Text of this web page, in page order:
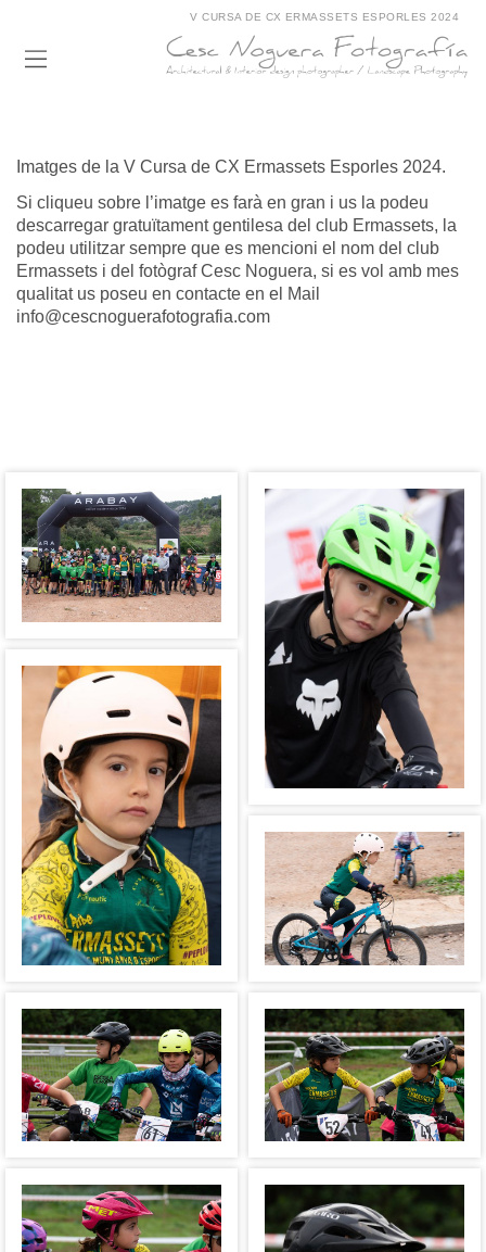
V CURSA DE CX ERMASSETS ESPORLES 2024
Imatges de la V Cursa de CX Ermassets Esporles 2024.
Si cliqueu sobre l’imatge es farà en gran i us la podeu
descarregar gratuïtament gentilesa del club Ermassets, la
podeu utilitzar sempre que es mencioni el nom del club
Ermassets i del fotògraf Cesc Noguera, si es vol amb mes
qualitat us poseu en contacte en el Mail
info@cescnoguerafotografia.com